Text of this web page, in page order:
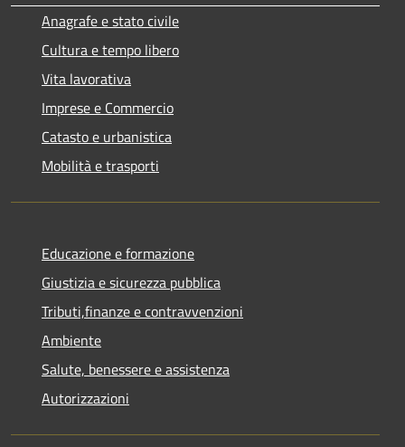
Anagrafe e stato civile
Cultura e tempo libero
Vita lavorativa
Imprese e Commercio
Catasto e urbanistica
Mobilità e trasporti
Educazione e formazione
Giustizia e sicurezza pubblica
Tributi,finanze e contravvenzioni
Ambiente
Salute, benessere e assistenza
Autorizzazioni